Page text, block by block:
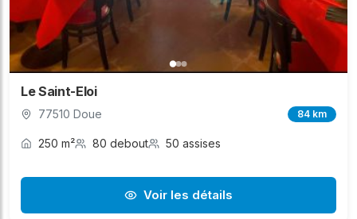
Le Saint-Eloi
77510 Doue 84 km
250 m² 80 debout 50 assises
Voir les détails